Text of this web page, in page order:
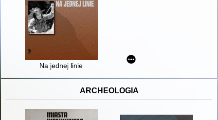
Na jednej linie
ARCHEOLOGIA